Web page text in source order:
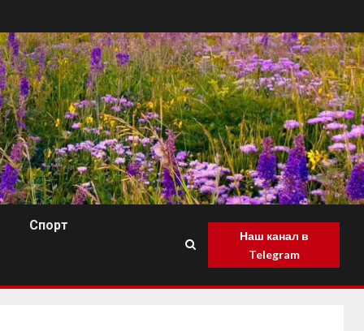
Спорт
Наш канал в
Telegram